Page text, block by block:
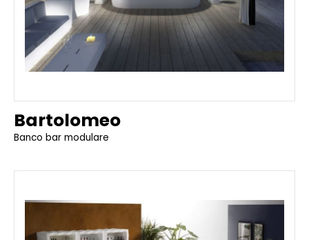
Bartolomeo
Banco bar modulare